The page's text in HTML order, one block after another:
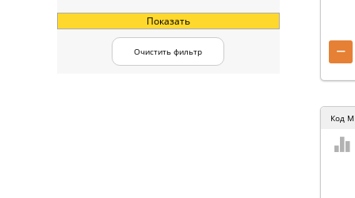
Показать
Очистить фильтр −
Код